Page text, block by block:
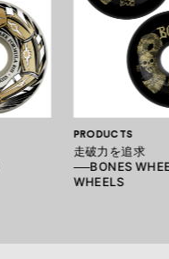
PRODUCTS
走破力を追求
──BONES
WHEELS